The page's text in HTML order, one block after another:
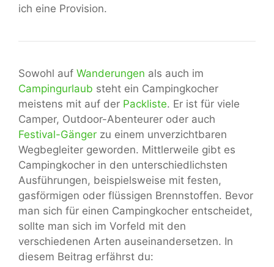
ich eine Provision.
Sowohl auf Wanderungen als auch im
Campingurlaub steht ein Campingkocher
meistens mit auf der Packliste. Er ist für viele
Camper, Outdoor-Abenteurer oder auch
Festival-Gänger zu einem unverzichtbaren
Wegbegleiter geworden. Mittlerweile gibt es
Campingkocher in den unterschiedlichsten
Ausführungen, beispielsweise mit festen,
gasförmigen oder flüssigen Brennstoffen. Bevor
man sich für einen Campingkocher entscheidet,
sollte man sich im Vorfeld mit den
verschiedenen Arten auseinandersetzen. In
diesem Beitrag erfährst du: